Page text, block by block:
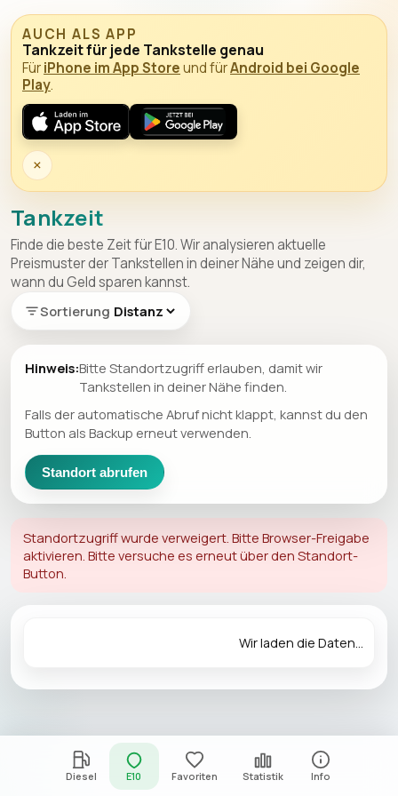
AUCH ALS APP
Tankzeit für jede Tankstelle genau
FüriPhone im App Storeund fürAndroid bei Google
Play.
×
Tankzeit
Finde die beste Zeit für E10. Wir analysieren aktuelle
Preismuster der Tankstellen in deiner Nähe und zeigen dir,
wann du Geld sparen kannst.
Sortierung
Hinweis:Bitte Standortzugriff erlauben, damit wir
Tankstellen in deiner Nähe finden.
Falls der automatische Abruf nicht klappt, kannst du den
Button als Backup erneut verwenden.
Standort abrufen
Standortzugriff wurde verweigert. Bitte Browser-Freigabe
aktivieren. Bitte versuche es erneut über den Standort-
Button.
Wir laden die Daten...
Diesel E10 Favoriten Statistik Info